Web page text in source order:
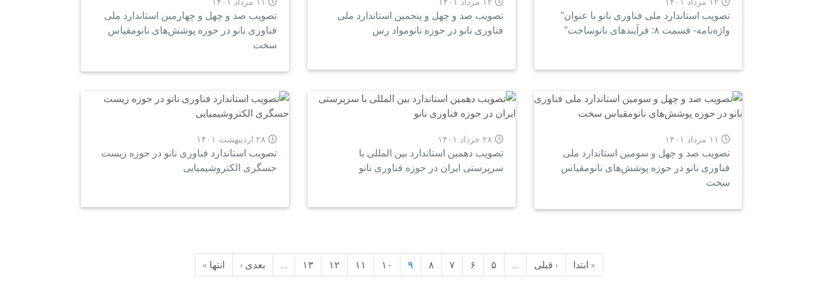
تصویب استاندارد ملی فناوری نانو با عنوان"
واژه‌نامه- قسمت ۸: فرآیندهای نانوساخت"
تصویب صد و چهل و پنجمین استاندارد ملی
فناوری نانو در حوزه نانومواد رس
تصویب صد و چهل و چهارمین استاندارد ملی
فناوری نانو در حوزه پوشش‌های نانومقیاس
سخت
تصویب صد و چهل و سومین استاندارد ملی
فناوری نانو در حوزه پوشش‌های نانومقیاس
سخت
تصویب دهمین استاندارد بین المللی با
سرپرستی ایران در حوزه فناوری نانو
تصویب استاندارد فناوری نانو در حوزه زیست
حسگری الکتروشیمیایی
« ابتدا ‹ قبلی … ۵ ۶ ۷ ۸ ۹ ۱۰ ۱۱ ۱۲ ۱۳ … بعدی › انتها »